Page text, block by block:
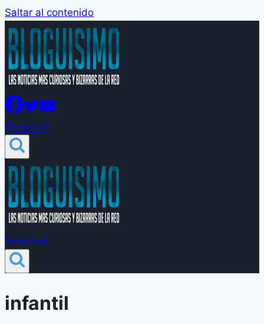
Saltar al contenido
Groleros!
Groleros!
infantil